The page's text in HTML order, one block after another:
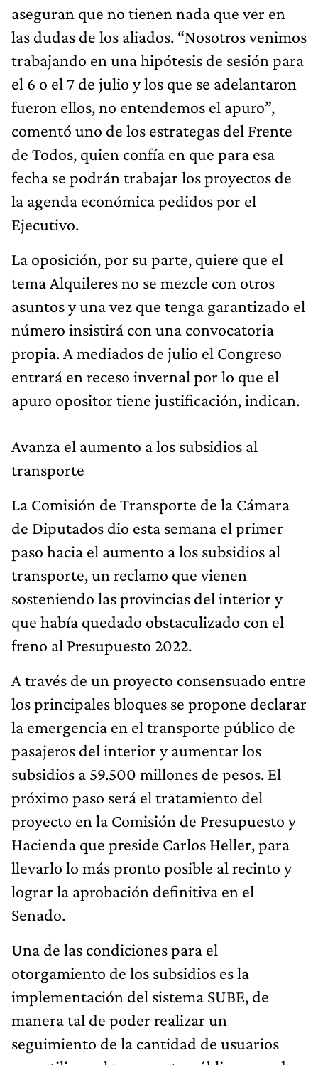
aseguran que no tienen nada que ver en
las dudas de los aliados. “Nosotros venimos
trabajando en una hipótesis de sesión para
el 6 o el 7 de julio y los que se adelantaron
fueron ellos, no entendemos el apuro”,
comentó uno de los estrategas del Frente
de Todos, quien confía en que para esa
fecha se podrán trabajar los proyectos de
la agenda económica pedidos por el
Ejecutivo.
La oposición, por su parte, quiere que el
tema Alquileres no se mezcle con otros
asuntos y una vez que tenga garantizado el
número insistirá con una convocatoria
propia. A mediados de julio el Congreso
entrará en receso invernal por lo que el
apuro opositor tiene justificación, indican.
Avanza el aumento a los subsidios al
transporte
La Comisión de Transporte de la Cámara
de Diputados dio esta semana el primer
paso hacia el aumento a los subsidios al
transporte, un reclamo que vienen
sosteniendo las provincias del interior y
que había quedado obstaculizado con el
freno al Presupuesto 2022.
A través de un proyecto consensuado entre
los principales bloques se propone declarar
la emergencia en el transporte público de
pasajeros del interior y aumentar los
subsidios a 59.500 millones de pesos. El
próximo paso será el tratamiento del
proyecto en la Comisión de Presupuesto y
Hacienda que preside Carlos Heller, para
llevarlo lo más pronto posible al recinto y
lograr la aprobación definitiva en el
Senado.
Una de las condiciones para el
otorgamiento de los subsidios es la
implementación del sistema SUBE, de
manera tal de poder realizar un
seguimiento de la cantidad de usuarios